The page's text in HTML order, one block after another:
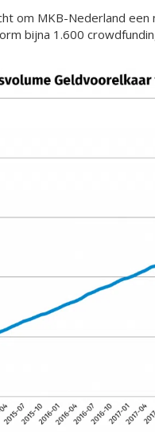
om MKB-Nederland
bijna 1.600